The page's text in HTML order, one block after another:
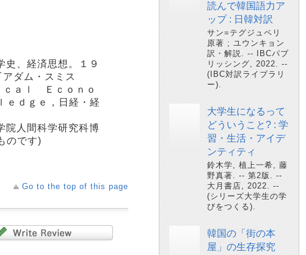
、経済思想。１９
ダム・スミス
ｃａｌ Ｅｃｏｎｏ
ｄｇｅ，日経・経
院人間科学研究科博
のです)
Go to the top of this page
読んで韓国語力ア
ップ : 日韓対訳
サン=テグジュペリ
原著 ; ユウンキョン
訳・解説. -- IBCパブ
リッシング, 2022. --
(IBC対訳ライブラリ
ー).
大学生になるって
どういうこと? : 学
習・生活・アイデ
ンティティ
鈴木学, 植上一希, 藤
野真著. -- 第2版. --
大月書店, 2022. --
(シリーズ大学生の学
びをつくる).
韓国の「街の本
屋」の生存探究